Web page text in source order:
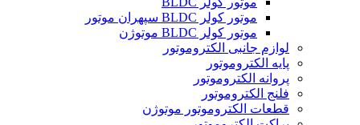
موتور کولر BLDC سپهران موتور
موتور کولر BLDC موتوژن
لوازم جانبی الکتروموتور
پایه الکتروموتور
پروانه الکتروموتور
فلنج الکتروموتور
قطعات الکتروموتور موتوژن